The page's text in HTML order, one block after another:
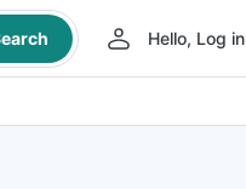
Hello, Log in